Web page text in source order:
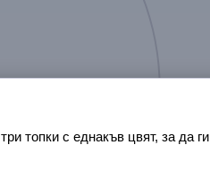
топки с еднакъв цвят, за да ги